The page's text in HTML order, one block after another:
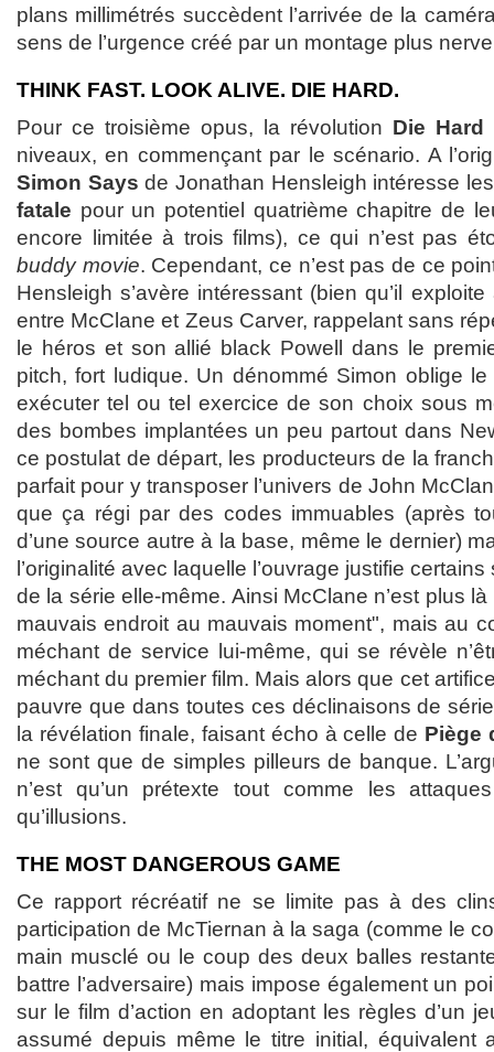
plans millimétrés succèdent l’arrivée de la
sens de l’urgence créé par un montage plus
THINK FAST. LOOK ALIVE. DIE HARD.
Pour ce troisième opus, la révolution Die Hard
niveaux, en commençant par le scénario. A
Simon Says de Jonathan Hensleigh intéresse
fatale pour un potentiel quatrième chapitre de
encore limitée à trois films), ce qui n’est pas
buddy movie. Cependant, ce n’est pas de ce
Hensleigh s’avère intéressant (bien qu’il
entre McClane et Zeus Carver, rappelant sans
le héros et son allié black Powell dans le
pitch, fort ludique. Un dénommé Simon oblige
exécuter tel ou tel exercice de son choix sous
des bombes implantées un peu partout dans
ce postulat de départ, les producteurs de la
parfait pour y transposer l’univers de John
que ça régi par des codes immuables (après
d’une source autre à la base, même le dernier)
l’originalité avec laquelle l’ouvrage justifie
de la série elle-même. Ainsi McClane n’est plus
mauvais endroit au mauvais moment", mais au
méchant de service lui-même, qui se révèle
méchant du premier film. Mais alors que cet
pauvre que dans toutes ces déclinaisons de
la révélation finale, faisant écho à celle de Piège
ne sont que de simples pilleurs de banque.
n’est qu’un prétexte tout comme les
qu’illusions.
THE MOST DANGEROUS GAME
Ce rapport récréatif ne se limite pas à des
participation de McTiernan à la saga (comme le
main musclé ou le coup des deux balles
battre l’adversaire) mais impose également un
sur le film d’action en adoptant les règles d’un
assumé depuis même le titre initial, équivalent